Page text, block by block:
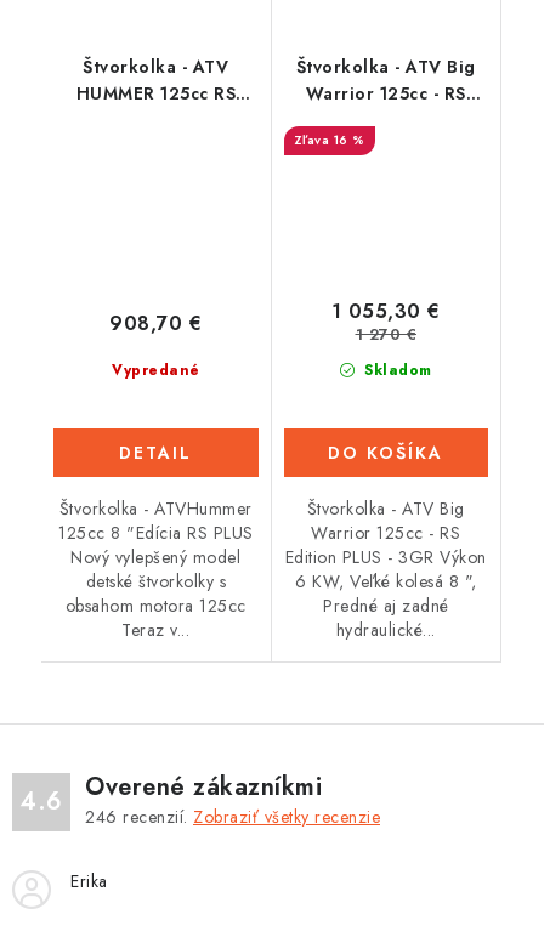
Štvorkolka - ATV
HUMMER 125cc RS
Vypredané
908,70 €
DETAIL
Štvorkolka - ATVHummer
125cc 8 "Edícia RS PLUS
Nový vylepšený model
detské štvorkolky s
obsahom motora 125cc
Teraz v...
Štvorkolka - ATV Big
Warrior 125cc - RS
Edition PLUS - 3GR -
Oranžová
16 %
Skladom
1 055,30 €
1 270 €
DO KOŠÍKA
Štvorkolka - ATV Big
Warrior 125cc - RS
Edition PLUS - 3GR Výkon
6 KW, Veľké kolesá 8 ",
Predné aj zadné
hydraulické...
4.6 Overené zákazníkmi
246 recenzií. Zobraziť všetky recenzie
Erika